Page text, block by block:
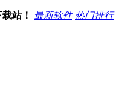
站！ 最新软件|热门排行|